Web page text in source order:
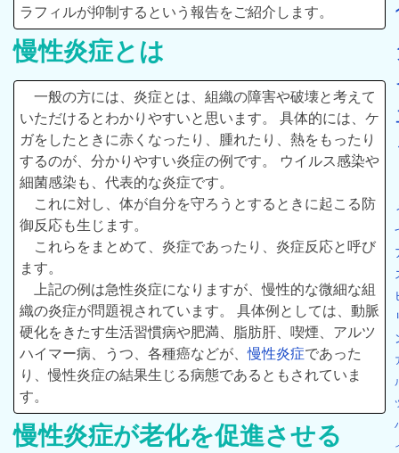
ラフィルが抑制するという報告をご紹介します。
慢性炎症とは
一般の方には、炎症とは、組織の障害や破壊と考えて
いただけるとわかりやすいと思います。 具体的には、ケ
ガをしたときに赤くなったり、腫れたり、熱をもったり
するのが、分かりやすい炎症の例です。 ウイルス感染や
細菌感染も、代表的な炎症です。
これに対し、体が自分を守ろうとするときに起こる防
御反応も生じます。
これらをまとめて、炎症であったり、炎症反応と呼び
ます。
上記の例は急性炎症になりますが、慢性的な微細な組
織の炎症が問題視されています。 具体例としては、動脈
硬化をきたす生活習慣病や肥満、脂肪肝、喫煙、アルツ
ハイマー病、うつ、各種癌などが、慢性炎症であった
り、慢性炎症の結果生じる病態であるともされていま
す。
慢性炎症が老化を促進させる